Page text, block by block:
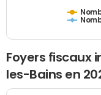
Foyers fiscaux
les-Bains en